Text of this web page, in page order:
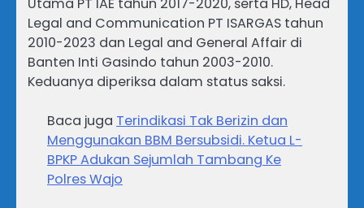
Utama PT IAE tahun 2017-2020, serta HD, Head
Legal and Communication PT ISARGAS tahun
2010-2023 dan Legal and General Affair di
Banten Inti Gasindo tahun 2003-2010.
Keduanya diperiksa dalam status saksi.
Baca juga Terindikasi Tak Berizin dan
Menggunakan BBM Bersubsidi. Ketua L-
BPKP Adukan Sejumlah Tambang Ke
Polres Wajo